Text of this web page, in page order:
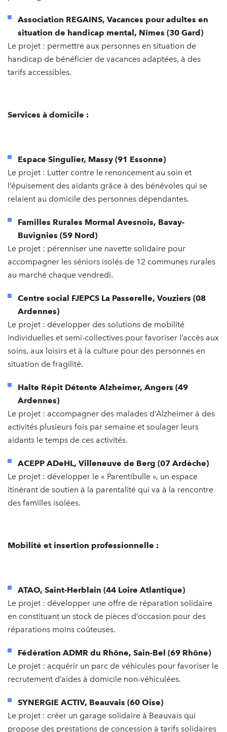
Association REGAINS, Vacances pour adultes en
situation de handicap mental, Nîmes (30 Gard)
Le projet : permettre aux personnes en situation de
handicap de bénéficier de vacances adaptées, à des
tarifs accessibles.
Services à domicile :
Espace Singulier, Massy (91 Essonne)
Le projet : Lutter contre le renoncement au soin et
l’épuisement des aidants grâce à des bénévoles qui se
relaient au domicile des personnes dépendantes.
Familles Rurales Mormal Avesnois, Bavay-
Buvignies (59 Nord)
Le projet : pérenniser une navette solidaire pour
accompagner les séniors isolés de 12 communes rurales
au marché chaque vendredi.
Centre social FJEPCS La Passerelle, Vouziers (08
Ardennes)
Le projet : développer des solutions de mobilité
individuelles et semi-collectives pour favoriser l’accès aux
soins, aux loisirs et à la culture pour des personnes en
situation de fragilité.
Halte Répit Détente Alzheimer, Angers (49
Ardennes)
Le projet : accompagner des malades d’Alzheimer à des
activités plusieurs fois par semaine et soulager leurs
aidants le temps de ces activités.
ACEPP ADeHL, Villeneuve de Berg (07 Ardèche)
Le projet : développer le « Parentibulle », un espace
itinérant de soutien à la parentalité qui va à la rencontre
des familles isolées.
Mobilité et insertion professionnelle :
ATAO, Saint-Herblain (44 Loire Atlantique)
Le projet : développer une offre de réparation solidaire
en constituant un stock de pièces d’occasion pour des
réparations moins coûteuses.
Fédération ADMR du Rhône, Sain-Bel (69 Rhône)
Le projet : acquérir un parc de véhicules pour favoriser le
recrutement d’aides à domicile non-véhiculées.
SYNERGIE ACTIV, Beauvais (60 Oise)
Le projet : créer un garage solidaire à Beauvais qui
propose des prestations de concession à tarifs solidaires